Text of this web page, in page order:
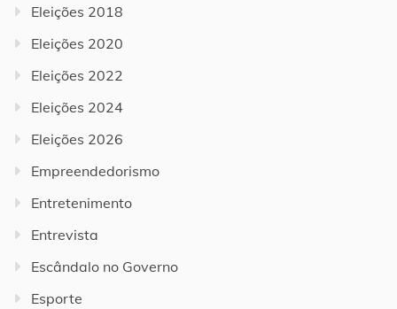
Eleições 2018
Eleições 2020
Eleições 2022
Eleições 2024
Eleições 2026
Empreendedorismo
Entretenimento
Entrevista
Escândalo no Governo
Esporte